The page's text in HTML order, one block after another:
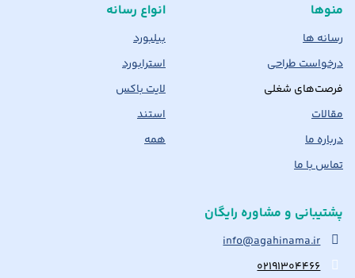
منوها
رسانه ها
درخواست طراحی
فرصت‌های شغلی
مقالات
درباره ما
تماس با ما
انواع رسانه
بیلبورد
استرابورد
لایت باکس
استند
همه
پشتیبانی و مشاوره رایگان
info@agahinama.ir
۰۲۱۹۱۳۰۴۴۶۶